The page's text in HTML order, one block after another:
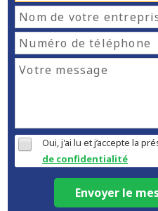
Oui, j'ai lu et j’accepte la
de confidentialité
Envoyer le